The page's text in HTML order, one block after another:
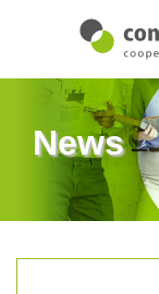
News